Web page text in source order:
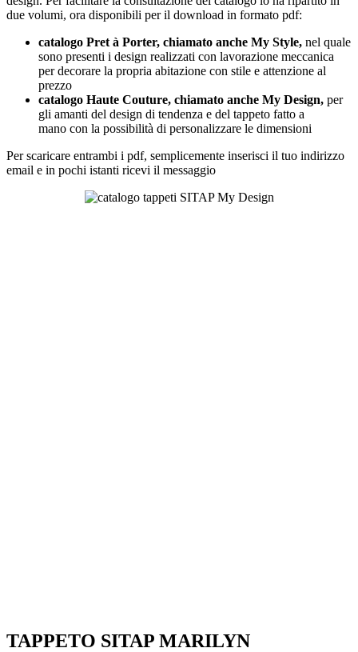
due volumi, ora disponibili per il download in formato pdf:
catalogo Pret à Porter, chiamato anche My Style, nel quale
sono presenti i design realizzati con lavorazione meccanica
per decorare la propria abitazione con stile e attenzione al
prezzo
catalogo Haute Couture, chiamato anche My Design, per
gli amanti del design di tendenza e del tappeto fatto a
mano con la possibilità di personalizzare le dimensioni
Per scaricare entrambi i pdf, semplicemente inserisci il tuo indirizzo
email e in pochi istanti ricevi il messaggio
TAPPETO SITAP MARILYN